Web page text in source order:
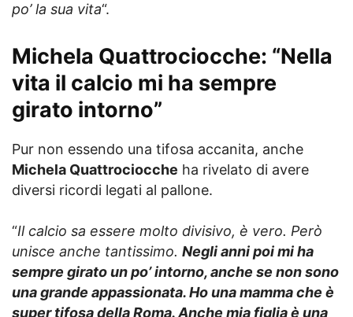
po’ la sua vita“.
Michela Quattrociocche: “Nella
vita il calcio mi ha sempre
girato intorno”
Pur non essendo una tifosa accanita, anche
Michela Quattrociocche ha rivelato di avere
diversi ricordi legati al pallone.
“Il calcio sa essere molto divisivo, è vero. Però
unisce anche tantissimo. Negli anni poi mi ha
sempre girato un po’ intorno, anche se non sono
una grande appassionata. Ho una mamma che è
super tifosa della Roma. Anche mia figlia è una